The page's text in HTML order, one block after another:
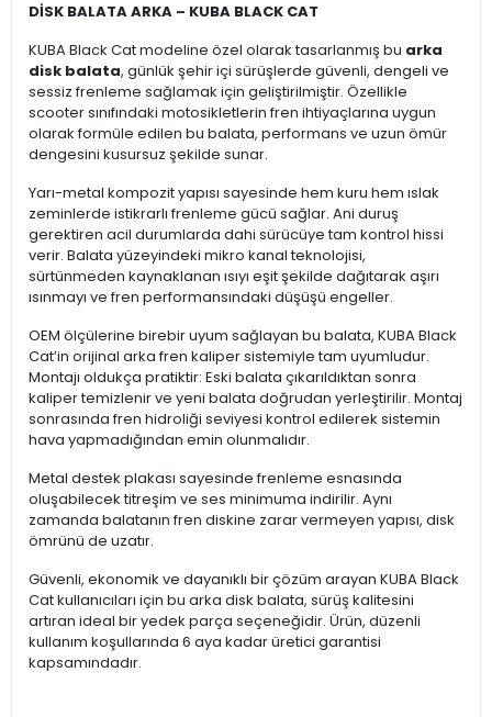
DİSK BALATA ARKA – KUBA BLACK CAT
KUBA Black Cat modeline özel olarak tasarlanmış bu arka
disk balata, günlük şehir içi sürüşlerde güvenli, dengeli ve
sessiz frenleme sağlamak için geliştirilmiştir. Özellikle
scooter sınıfındaki motosikletlerin fren ihtiyaçlarına uygun
olarak formüle edilen bu balata, performans ve uzun ömür
dengesini kusursuz şekilde sunar.
Yarı-metal kompozit yapısı sayesinde hem kuru hem ıslak
zeminlerde istikrarlı frenleme gücü sağlar. Ani duruş
gerektiren acil durumlarda dahi sürücüye tam kontrol hissi
verir. Balata yüzeyindeki mikro kanal teknolojisi,
sürtünmeden kaynaklanan ısıyı eşit şekilde dağıtarak aşırı
ısınmayı ve fren performansındaki düşüşü engeller.
OEM ölçülerine birebir uyum sağlayan bu balata, KUBA Black
Cat’in orijinal arka fren kaliper sistemiyle tam uyumludur.
Montajı oldukça pratiktir: Eski balata çıkarıldıktan sonra
kaliper temizlenir ve yeni balata doğrudan yerleştirilir. Montaj
sonrasında fren hidroliği seviyesi kontrol edilerek sistemin
hava yapmadığından emin olunmalıdır.
Metal destek plakası sayesinde frenleme esnasında
oluşabilecek titreşim ve ses minimuma indirilir. Aynı
zamanda balatanın fren diskine zarar vermeyen yapısı, disk
ömrünü de uzatır.
Güvenli, ekonomik ve dayanıklı bir çözüm arayan KUBA Black
Cat kullanıcıları için bu arka disk balata, sürüş kalitesini
artıran ideal bir yedek parça seçeneğidir. Ürün, düzenli
kullanım koşullarında 6 aya kadar üretici garantisi
kapsamındadır.